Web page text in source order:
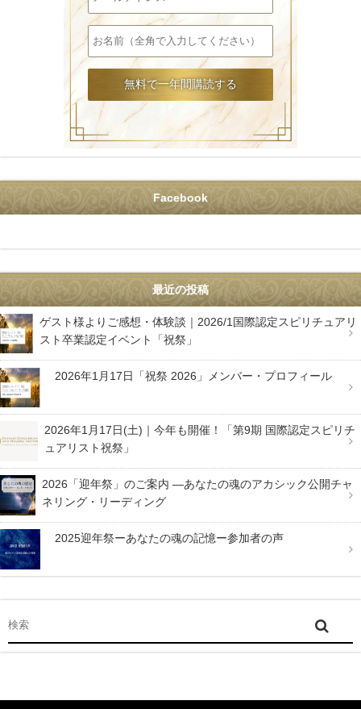
Facebook
最近の投稿
ゲスト様よりご感想・体験談｜2026/1国際認定スピリチュアリ
スト卒業認定イベント「祝祭」
2026年1月17日「祝祭 2026」メンバー・プロフィール
2026年1月17日(土)｜今年も開催！「第9期 国際認定スピリチ
ュアリスト祝祭」
2026「迎年祭」のご案内 —あなたの魂のアカシック公開チャ
ネリング・リーディング
2025迎年祭ーあなたの魂の記憶ー参加者の声